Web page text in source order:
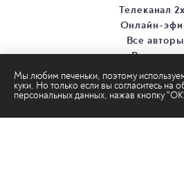
Мы любим печеньки, поэтому
куки. Но только если вы согласитесь на
персональных данных, нажав кнопку
Телеканал
Онлайн-
Все авторы
Все темы